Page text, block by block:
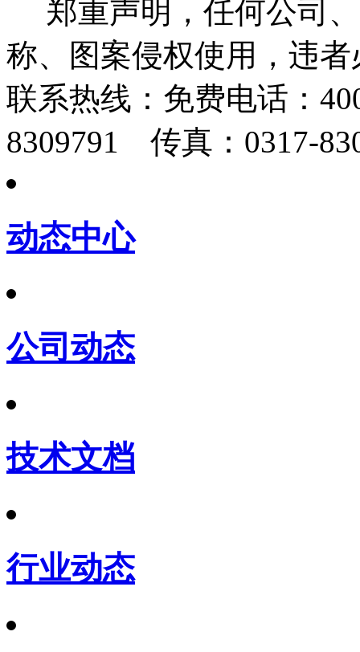
郑重声明，任何公司
称、图案侵权使用，违
联系热线： 免费电话：
8309791 传真：0317-
动态中心
公司动态
技术文档
行业动态